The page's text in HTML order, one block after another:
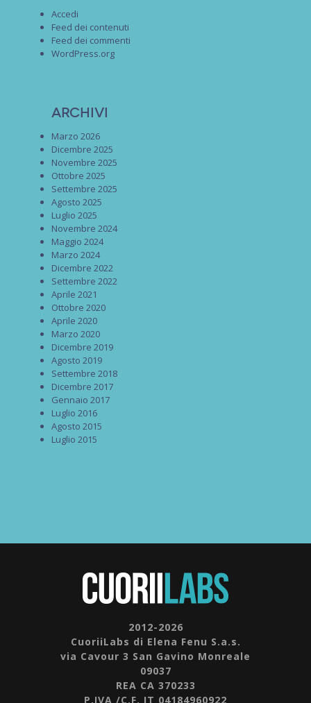
Accedi
Feed dei contenuti
Feed dei commenti
WordPress.org
Archivi
Marzo 2026
Dicembre 2025
Novembre 2025
Ottobre 2025
Settembre 2025
Agosto 2025
Luglio 2025
Novembre 2024
Maggio 2024
Marzo 2024
Dicembre 2022
Settembre 2022
Aprile 2021
Ottobre 2020
Aprile 2020
Marzo 2020
Dicembre 2019
Agosto 2019
Settembre 2018
Dicembre 2017
Gennaio 2017
Luglio 2016
Agosto 2015
Luglio 2015
2012-2026
CuoriiLabs di Elena Fenu S.a.s.
via Cavour 3 San Gavino Monreale
09037
REA CA 370233
P.IVA /C.F. IT 04184960922